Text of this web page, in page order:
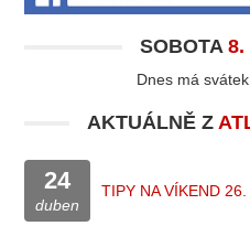
SOBOTA8.
Dnes má svátek
AKTUÁLNĚ Z
24
duben
TIPY NA VÍKEND